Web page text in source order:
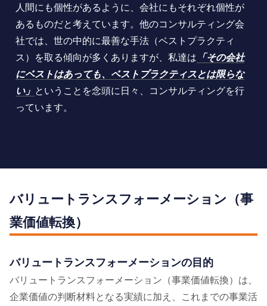
人間にも個性があるように、会社にもそれぞれ個性が
あるものだと考えています。他のコンサルティング会
社では、世の中的に最善な手法（ベストプラクティ
ス）を取る傾向が多くありますが、私達は 「その会社
にベストはあっても、ベストプラクティスとは限らな
い」 ということを念頭に日々、コンサルティングを行
っています。
バリュートランスフォーメーション（事
業価値転換）
バリュートランスフォーメーションの⽬的
バリュートランスフォーメーション（事業価値転換）は、
企業価値の判断材料となる実績に加え、これまでの事業活